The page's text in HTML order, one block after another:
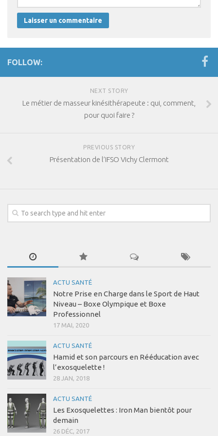
Coaching Sportif
Presse
Se connecter
FOLLOW:
NEXT STORY
Le métier de masseur kinésithérapeute : qui, comment,
pour quoi faire ?
PREVIOUS STORY
Présentation de l’IFSO Vichy Clermont
ACTU SANTÉ
Notre Prise en Charge dans le Sport de Haut
Niveau – Boxe Olympique et Boxe
Professionnel
17 MAI, 2020
ACTU SANTÉ
Hamid et son parcours en Rééducation avec
l’exosquelette !
28 JAN, 2018
ACTU SANTÉ
Les Exosquelettes : Iron Man bientôt pour
demain
26 DÉC, 2017